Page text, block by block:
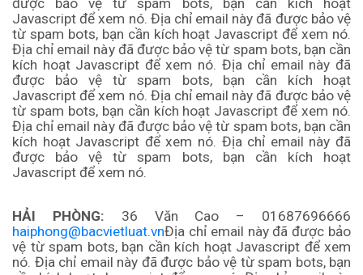
được bảo vệ từ spam bots, bạn cần kích hoạt
Javascript để xem nó. Địa chỉ email này đã được bảo vệ
từ spam bots, bạn cần kích hoạt Javascript để xem nó.
Địa chỉ email này đã được bảo vệ từ spam bots, bạn cần
kích hoạt Javascript để xem nó. Địa chỉ email này đã
được bảo vệ từ spam bots, bạn cần kích hoạt
Javascript để xem nó. Địa chỉ email này đã được bảo vệ
từ spam bots, bạn cần kích hoạt Javascript để xem nó.
Địa chỉ email này đã được bảo vệ từ spam bots, bạn cần
kích hoạt Javascript để xem nó. Địa chỉ email này đã
được bảo vệ từ spam bots, bạn cần kích hoạt
Javascript để xem nó.
HẢI PHÒNG: 36 Văn Cao – 01687696666
haiphong@bacvietluat.vnĐịa chỉ email này đã được bảo
vệ từ spam bots, bạn cần kích hoạt Javascript để xem
nó. Địa chỉ email này đã được bảo vệ từ spam bots, bạn